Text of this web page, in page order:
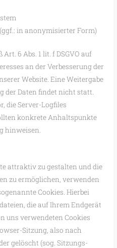
in anonymisierter Form)
6 Abs. 1 lit. f DSGVO auf
an der Verbesserung der
Website. Eine Weitergabe
der Daten findet nicht statt.
die Server-Logfiles
konkrete Anhaltspunkte
hinweisen.
attraktiv zu gestalten und die
zu ermöglichen, verwenden
Cookies. Hierbei
die auf Ihrem Endgerät
uns verwendeten Cookies
Sitzung, also nach
gelöscht (sog. Sitzungs-